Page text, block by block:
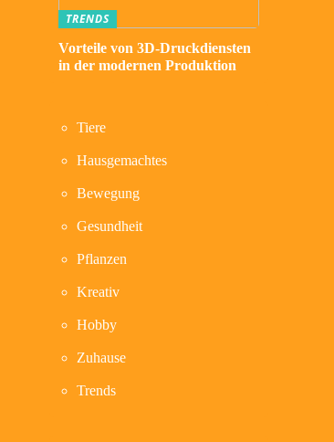
TRENDS
Vorteile von 3D-Druckdiensten
in der modernen Produktion
Tiere
Hausgemachtes
Bewegung
Gesundheit
Pflanzen
Kreativ
Hobby
Zuhause
Trends